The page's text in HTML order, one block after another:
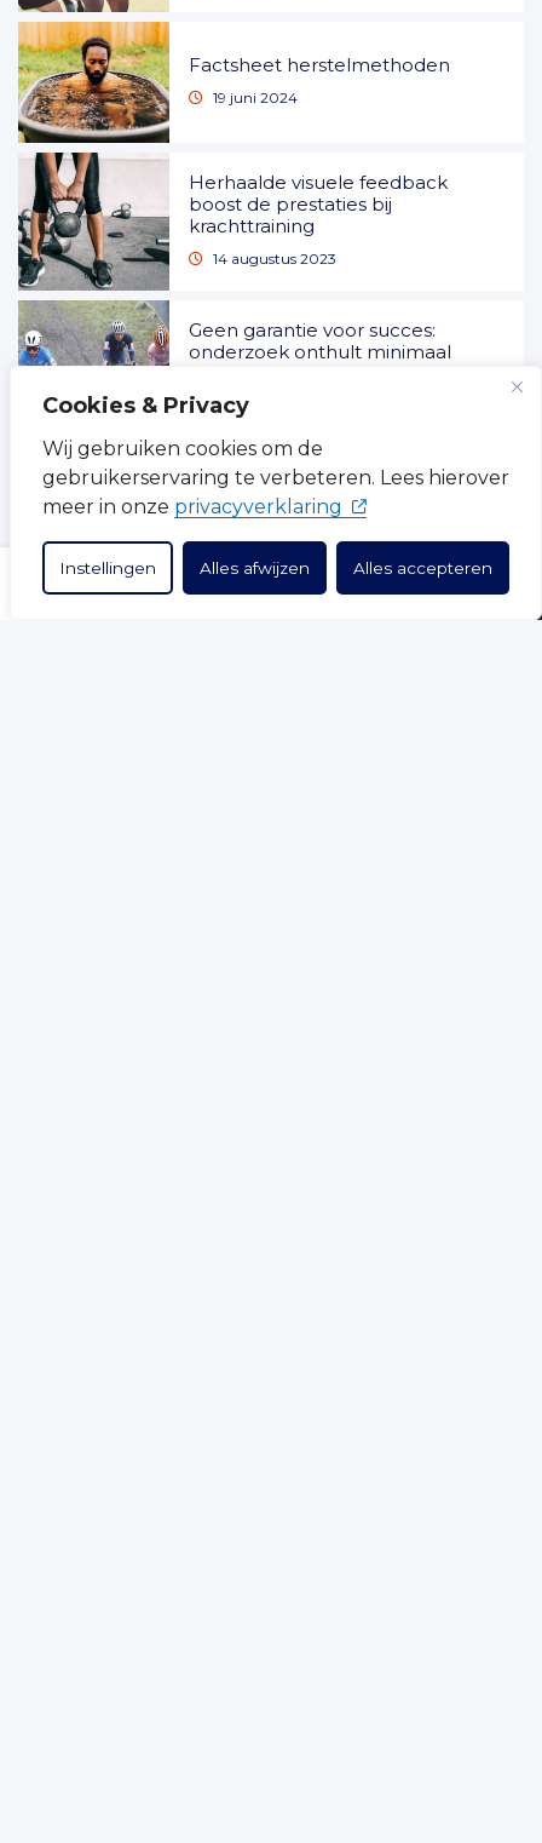
Cookies & Privacy
Wij gebruiken cookies om de
gebruikerservaring te verbeteren. Lees hierover
meer in onze privacyverklaring (opent in nieuw
Instellingen Alles afwijzen Alles accepteren
ZOEKEN INLOGGEN OVER ONS
Factsheet herstelmethoden
19 juni 2024
Herhaalde visuele feedback
boost de prestaties bij
krachttraining
14 augustus 2023
Geen garantie voor succes:
onderzoek onthult minimaal
sporters als junior en senior
Swipe naar succes? Het effect
van socialmediagebruik op
sportprestaties
16 mei 2023